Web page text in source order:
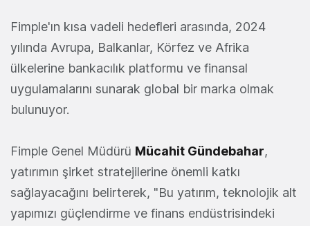
Fimple'ın kısa vadeli hedefleri arasında, 2024
yılında Avrupa, Balkanlar, Körfez ve Afrika
ülkelerine bankacılık platformu ve finansal
uygulamalarını sunarak global bir marka olmak
bulunuyor.
Fimple Genel Müdürü Mücahit Gündebahar,
yatırımın şirket stratejilerine önemli katkı
sağlayacağını belirterek, "Bu yatırım, teknolojik alt
yapımızı güçlendirme ve finans endüstrisindeki